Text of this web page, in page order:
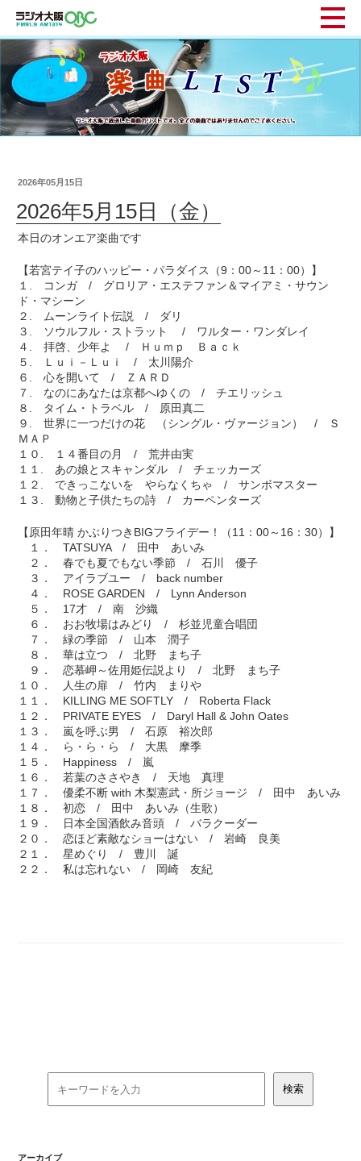
2026年05月15日
2026年5月15日（金）
本日のオンエア楽曲です
【若宮テイ子のハッピー・パラダイス（9：00～11：00）】
１. コンガ / グロリア・エステファン＆マイアミ・サウン
ド・マシーン
２. ムーンライト伝説 / ダリ
３. ソウルフル・ストラット / ワルター・ワンダレイ
４. 拝啓、少年よ / Ｈｕｍｐ Ｂａｃｋ
５. Ｌｕｉ－Ｌｕｉ / 太川陽介
６. 心を開いて / ＺＡＲＤ
７. なのにあなたは京都へゆくの / チエリッシュ
８. タイム・トラベル / 原田真二
９. 世界に一つだけの花 （シングル・ヴァージョン） / Ｓ
ＭＡＰ
１０. １４番目の月 / 荒井由実
１１. あの娘とスキャンダル / チェッカーズ
１２. できっこないを やらなくちゃ / サンボマスター
１３. 動物と子供たちの詩 / カーペンターズ
【原田年晴 かぶりつきBIGフライデー！（11：00～16：30）】
１． TATSUYA / 田中 あいみ
２． 春でも夏でもない季節 / 石川 優子
３． アイラブユー / back number
４． ROSE GARDEN / Lynn Anderson
５． 17才 / 南 沙織
６． おお牧場はみどり / 杉並児童合唱団
７． 緑の季節 / 山本 潤子
８． 華は立つ / 北野 まち子
９． 恋慕岬～佐用姫伝説より / 北野 まち子
１０． 人生の扉 / 竹内 まりや
１１． KILLING ME SOFTLY / Roberta Flack
１２． PRIVATE EYES / Daryl Hall & John Oates
１３． 嵐を呼ぶ男 / 石原 裕次郎
１４． ら・ら・ら / 大黒 摩季
１５． Happiness / 嵐
１６． 若葉のささやき / 天地 真理
１７． 優柔不断 with 木梨憲武・所ジョージ / 田中 あいみ
１８． 初恋 / 田中 あいみ（生歌）
１９． 日本全国酒飲み音頭 / バラクーダー
２０． 恋ほど素敵なショーはない / 岩崎 良美
２１． 星めぐり / 豊川 誕
２２． 私は忘れない / 岡崎 友紀
アーカイブ